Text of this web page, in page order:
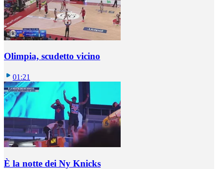
Olimpia, scudetto vicino
01:21
È la notte dei Ny Knicks